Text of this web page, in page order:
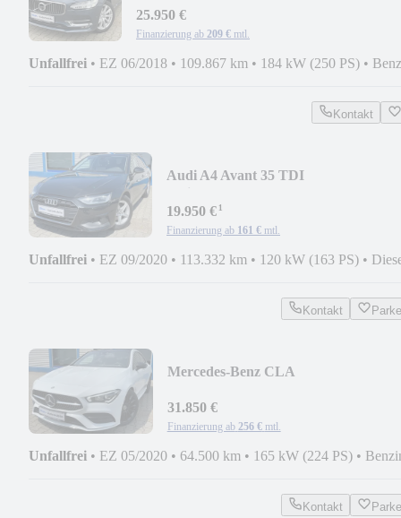
25.950 €
Finanzierung ab 209 € mtl.
Unfallfrei • EZ 06/2018 • 109.867 km • 184 kW (250 PS) •
Kontakt
Audi A4 Avant 35 TDI
19.950 €¹
Finanzierung ab 161 € mtl.
Unfallfrei • EZ 09/2020 • 113.332 km • 120 kW (163 PS) •
Kontakt
Mercedes-Benz CLA
LEDER*360°CAM*ACC
31.850 €
Finanzierung ab 256 € mtl.
Unfallfrei • EZ 05/2020 • 64.500 km • 165 kW (224 PS) •
Kontakt